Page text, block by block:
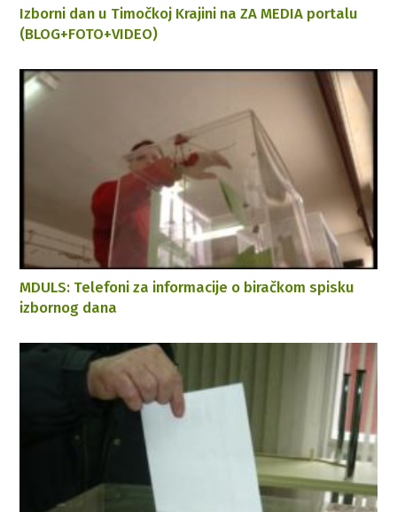
Izborni dan u Timočkoj Krajini na ZA MEDIA portalu
(BLOG+FOTO+VIDEO)
MDULS: Telefoni za informacije o biračkom spisku
izbornog dana